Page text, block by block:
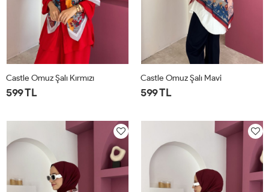
Castle Omuz Şalı Kırmızı
599 TL
Castle Omuz Şalı Mavi
599 TL